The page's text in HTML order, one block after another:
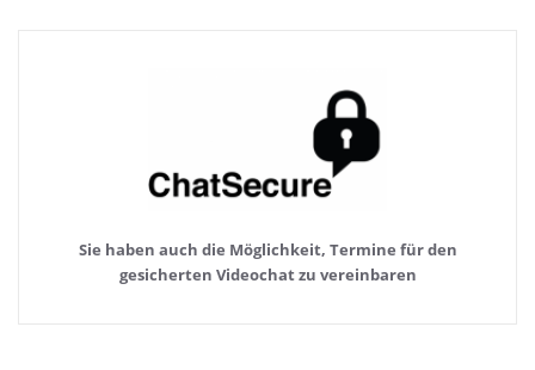
Sie haben auch die Möglichkeit, Termine für den
gesicherten Videochat zu vereinbaren